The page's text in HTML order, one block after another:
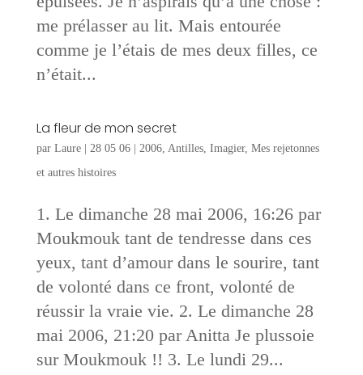
me prélasser au lit. Mais entourée
comme je l’étais de mes deux filles, ce
n’était...
La fleur de mon secret
par Laure| 28 05 06| 2006, Antilles, Imagier, Mes rejetonnes
et autres histoires
1. Le dimanche 28 mai 2006, 16:26 par
Moukmouk tant de tendresse dans ces
yeux, tant d’amour dans le sourire, tant
de volonté dans ce front, volonté de
réussir la vraie vie. 2. Le dimanche 28
mai 2006, 21:20 par Anitta Je plussoie
sur Moukmouk !! 3. Le lundi 29...